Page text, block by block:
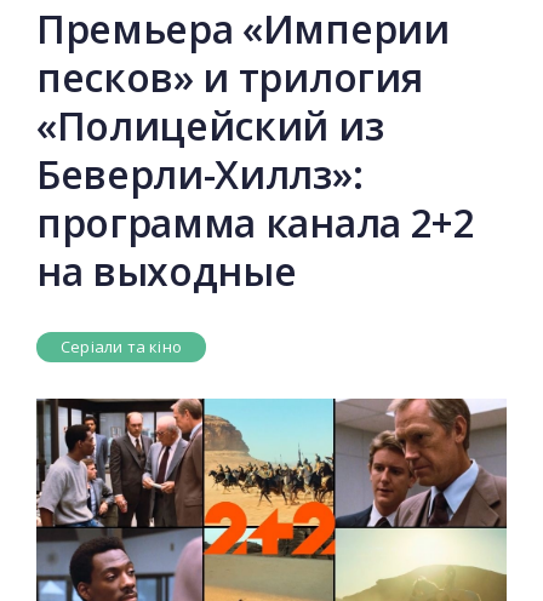
Премьера «Империи
песков» и трилогия
«Полицейский из
Беверли-Хиллз»:
программа канала 2+2
на выходные
Серіали та кіно